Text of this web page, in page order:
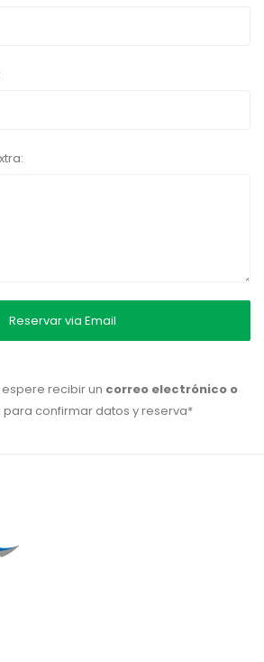
recibir un correo electrónico o
para confirmar datos y reserva*